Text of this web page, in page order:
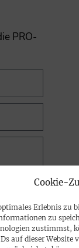
Cookie-
Erlebnis zu
zu
zustimmst,
auf dieser
PRO-